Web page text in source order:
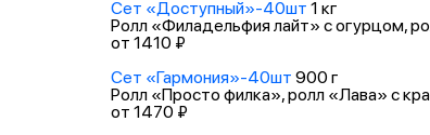
Сет «Доступный»-40шт 1 кг
Ролл «Филадельфия лайт» с огурцом,
от 1410 ₽
Сет «Гармония»-40шт 900 г
Ролл «Просто филка», ролл «Лава» с
от 1470 ₽